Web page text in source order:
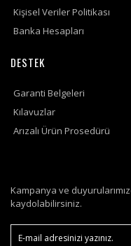
Kişisel Veriler Politikası
Banka Hesapları
DESTEK
Garanti Belgeleri
Kılavuzlar
Arızalı Ürün Prosedürü
Kampanya ve
kaydolabilirsiniz.